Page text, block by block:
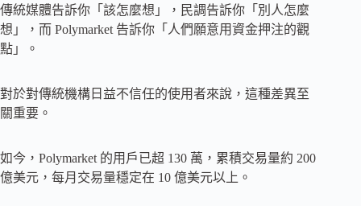
傳統媒體告訴你「該怎麼想」，民調告訴你「別人怎麼
想」，而 Polymarket 告訴你「人們願意用資金押注的觀
點」。
對於對傳統機構日益不信任的使用者來說，這種差異至
關重要。
如今，Polymarket 的用戶已超 130 萬，累積交易量約 200
億美元，每月交易量穩定在 10 億美元以上。